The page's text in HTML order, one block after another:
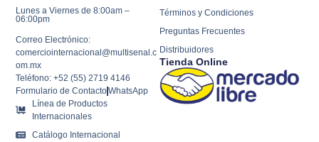
Términos y Condiciones
Preguntas Frecuentes
Distribuidores
Tienda Online
Lunes a Viernes de 8:00am –
06:00pm
Correo Electrónico:
comerciointernacional@multisenal.c
om.mx
Teléfono: +52 (55) 2719 4146
Formulario de ContactoWhatsApp
Línea de Productos
Internacionales
Catálogo Internacional